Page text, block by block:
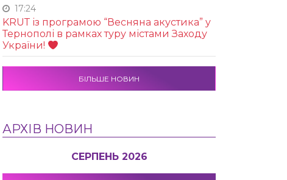
17:24
KRUТ із програмою “Весняна акустика” у
Тернополі в рамках туру містами Заходу
України!
БІЛЬШЕ НОВИН
АРХІВ НОВИН
СЕРПЕНЬ 2026